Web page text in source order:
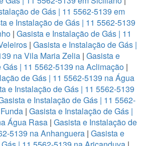
de Gás | 11 5562-5139 em
e Instalação de Gás | 11 5562-5139
| Gasista e Instalação de Gás | 11
| Gasista e Instalação de Gás |
na Vila Maria Zelia | Gasista e
Gás | 11 5562-5139 na Aclimação |
de Gás | 11 5562-5139 na Água
e Instalação de Gás | 11 5562-5139
e Instalação de Gás | 11 5562-
| Gasista e Instalação de Gás |
Água Rasa | Gasista e Instalação de
5139 na Anhanguera| Gasista e